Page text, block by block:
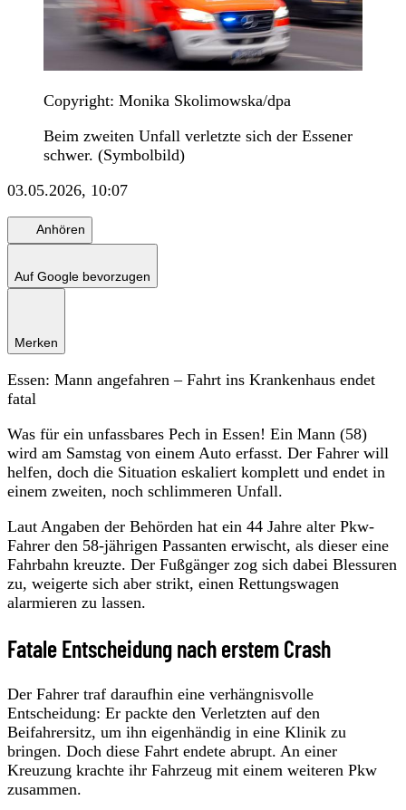
Copyright: Monika Skolimowska/dpa
Beim zweiten Unfall verletzte sich der Essener
schwer. (Symbolbild)
03.05.2026, 10:07
Anhören
Auf Google bevorzugen
Merken
Essen: Mann angefahren – Fahrt ins Krankenhaus endet
fatal
Was für ein unfassbares Pech in Essen! Ein Mann (58)
wird am Samstag von einem Auto erfasst. Der Fahrer will
helfen, doch die Situation eskaliert komplett und endet in
einem zweiten, noch schlimmeren Unfall.
Laut Angaben der Behörden hat ein 44 Jahre alter Pkw-
Fahrer den 58-jährigen Passanten erwischt, als dieser eine
Fahrbahn kreuzte. Der Fußgänger zog sich dabei Blessuren
zu, weigerte sich aber strikt, einen Rettungswagen
alarmieren zu lassen.
Fatale Entscheidung nach erstem Crash
Der Fahrer traf daraufhin eine verhängnisvolle
Entscheidung: Er packte den Verletzten auf den
Beifahrersitz, um ihn eigenhändig in eine Klinik zu
bringen. Doch diese Fahrt endete abrupt. An einer
Kreuzung krachte ihr Fahrzeug mit einem weiteren Pkw
zusammen.